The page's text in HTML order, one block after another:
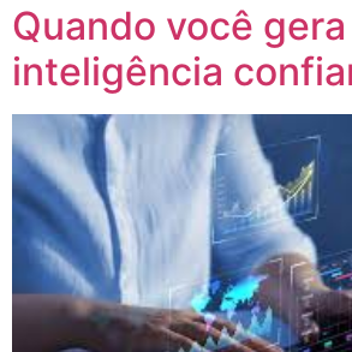
Quando você gera
inteligência